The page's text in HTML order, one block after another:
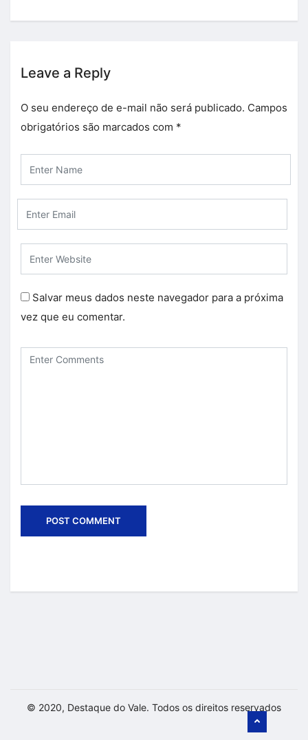
Leave a Reply
O seu endereço de e-mail não será publicado. Campos
obrigatórios são marcados com *
Salvar meus dados neste navegador para a próxima
vez que eu comentar.
© 2020, Destaque do Vale. Todos os direitos reservados